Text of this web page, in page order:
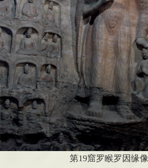
第19窟罗睺罗因缘像